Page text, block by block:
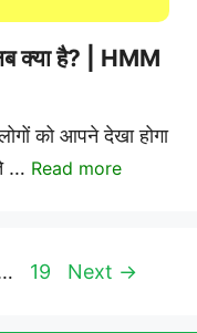
क्या है? | HMM
को आपने देखा होगा
… Read more
Page
19 Next →